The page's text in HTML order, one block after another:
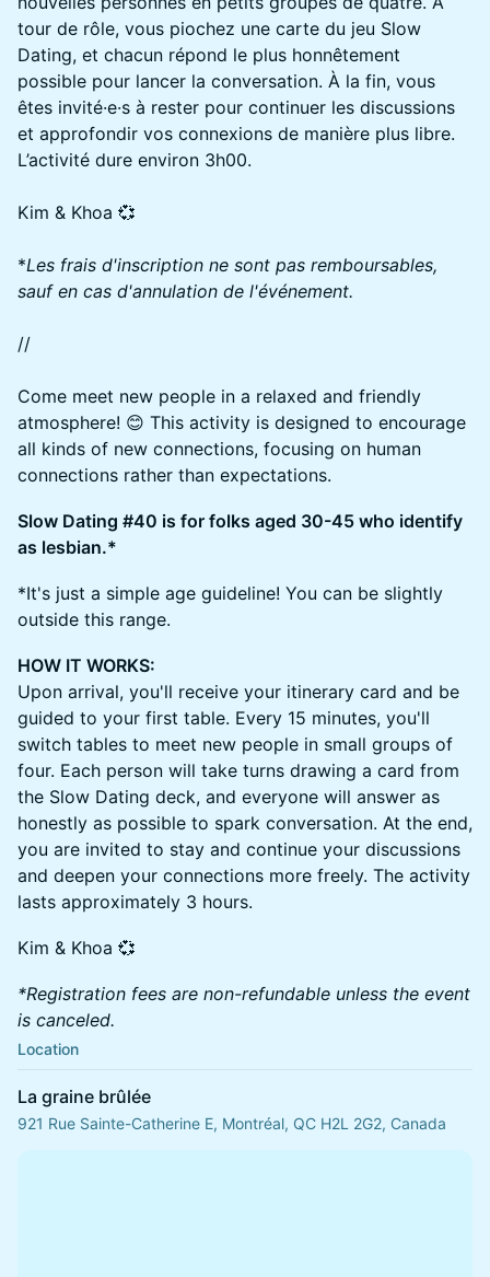
tour de rôle, vous piochez une carte du jeu Slow
Dating, et chacun répond le plus honnêtement
possible pour lancer la conversation. À la fin, vous
êtes invité·e·s à rester pour continuer les discussions
et approfondir vos connexions de manière plus libre.
L’activité dure environ 3h00.
Kim & Khoa 💞
*Les frais d'inscription ne sont pas remboursables,
sauf en cas d'annulation de l'événement.
//
Come meet new people in a relaxed and friendly
atmosphere! 😊 This activity is designed to encourage
all kinds of new connections, focusing on human
connections rather than expectations.
Slow Dating #40 is for folks aged 30-45 who identify
as lesbian.*
*It's just a simple age guideline! You can be slightly
outside this range.
HOW IT WORKS:
Upon arrival, you'll receive your itinerary card and be
guided to your first table. Every 15 minutes, you'll
switch tables to meet new people in small groups of
four. Each person will take turns drawing a card from
the Slow Dating deck, and everyone will answer as
honestly as possible to spark conversation. At the end,
you are invited to stay and continue your discussions
and deepen your connections more freely. The activity
lasts approximately 3 hours.
Kim & Khoa 💞
*Registration fees are non-refundable unless the event
is canceled.
Location
La graine brûlée
921 Rue Sainte-Catherine E, Montréal, QC H2L 2G2, Canada